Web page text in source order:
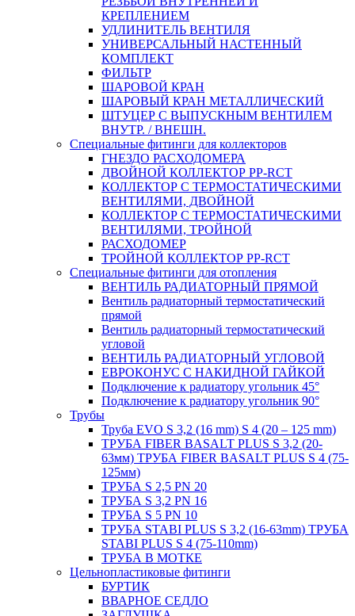
КРЕПЛЕНИЕМ
УДЛИНИТЕЛЬ ВЕНТИЛЯ
УНИВЕРСАЛЬНЫЙ НАСТЕННЫЙ
КОМПЛЕКТ
ФИЛЬТР
ШАРОВОЙ КРАН
ШАРОВЫЙ КРАН МЕТАЛЛИЧЕСКИЙ
ШТУЦЕР С ВЫПУСКНЫМ ВЕНТИЛЕМ
ВНУТР. / ВНЕШН.
Специальные фитинги для коллекторов
ГНЕЗДО РАСХОДОМЕРА
ДВОЙНОЙ КОЛЛЕКТОР PP-RCT
КОЛЛЕКТОР С ТЕРМОСТАТИЧЕСКИМИ
ВЕНТИЛЯМИ, ДВОЙНОЙ
КОЛЛЕКТОР С ТЕРМОСТАТИЧЕСКИМИ
ВЕНТИЛЯМИ, ТРОЙНОЙ
РАСХОДОМЕР
ТРОЙНОЙ КОЛЛЕКТОР PP-RCT
Специальные фитинги для отопления
ВЕНТИЛЬ РАДИАТОРНЫЙ ПРЯМОЙ
Вентиль радиаторный термостатический
прямой
Вентиль радиаторный термостатический
угловой
ВЕНТИЛЬ РАДИАТОРНЫЙ УГЛОВОЙ
ЕВРОКОНУС С НАКИДНОЙ ГАЙКОЙ
Подключение к радиатору угольник 45°
Подключение к радиатору угольник 90°
Трубы
Труба EVO S 3,2 (16 mm) S 4 (20 – 125 mm)
ТРУБА FIBER BASALT PLUS S 3,2 (20-
63мм) ТРУБА FIBER BASALT PLUS S 4 (75-
125мм)
ТРУБА S 2,5 PN 20
ТРУБА S 3,2 PN 16
ТРУБА S 5 PN 10
ТРУБА STABI PLUS S 3,2 (16-63mm) ТРУБА
STABI PLUS S 4 (75-110mm)
ТРУБА В МОТКЕ
Цельнопластиковые фитинги
БУРТИК
ВВАРНОЕ СЕДЛО